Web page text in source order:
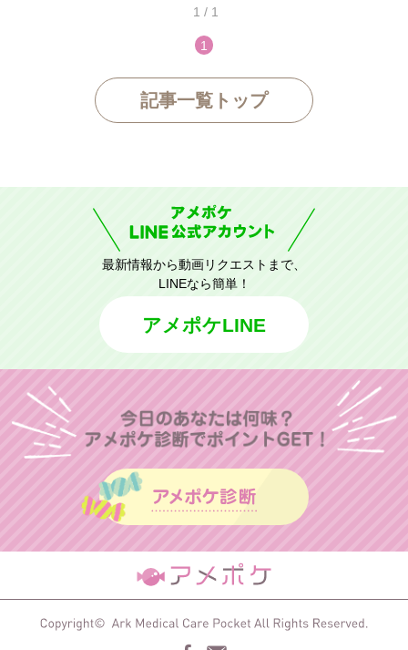
1 / 1
1
記事一覧トップ
最新情報から動画リクエストまで、
LINEなら簡単！
アメポケLINE